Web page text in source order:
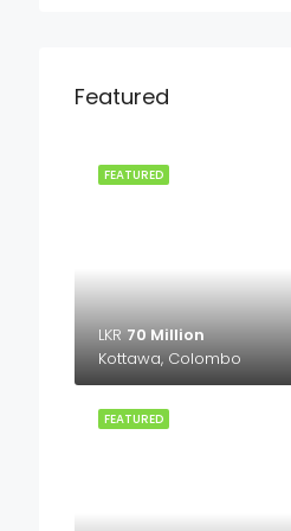
Featured
FEATURED
LKR 70 Million
Kottawa, Colombo
FEATURED